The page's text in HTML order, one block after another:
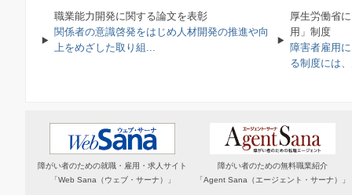
職業能力開発に関する論文を表彰
関係者の意識啓発をはじめ人材開発の推進や向
上をめざした取り組...
厚生労働省
用」制度
障害者雇用
る制度には
障がい者のための就職・雇用・求人サイト
「Web Sana（ウェブ・サーナ）」
障がい者のための無料職業紹介
「Agent Sana（エージェント・サーナ）」